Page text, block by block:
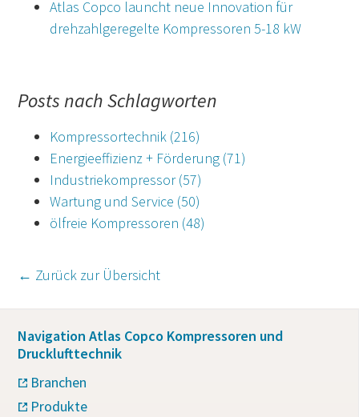
Atlas Copco launcht neue Innovation für
drehzahlgeregelte Kompressoren 5-18 kW
Posts nach Schlagworten
Kompressortechnik (216)
Energieeffizienz + Förderung (71)
Industriekompressor(57)
Wartung und Service (50)
ölfreie Kompressoren (48)
← Zurück zur Übersicht
Navigation Atlas Copco Kompressoren und
Drucklufttechnik
Branchen
Produkte